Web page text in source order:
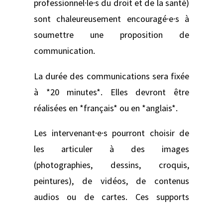
professionnel·le·s du droit et de la santé)
sont chaleureusement encouragé·e·s à
soumettre une proposition de
communication.
La durée des communications sera fixée
à *20 minutes*. Elles devront être
réalisées en *français* ou en *anglais*.
Les intervenant·e·s pourront choisir de
les articuler à des images
(photographies, dessins, croquis,
peintures), de vidéos, de contenus
audios ou de cartes. Ces supports